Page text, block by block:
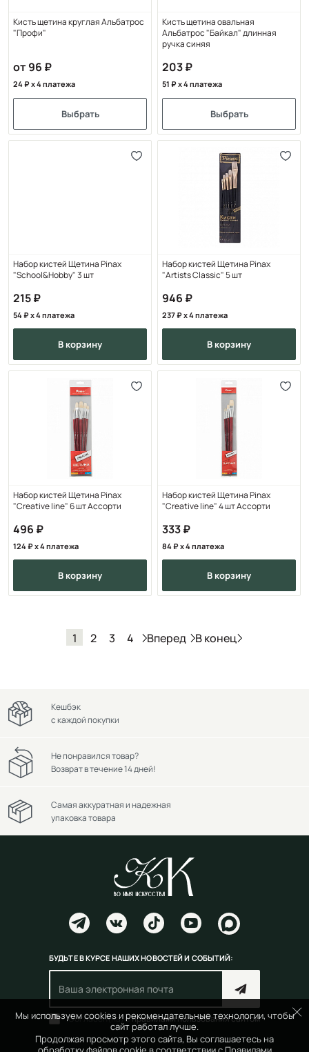
Кисть щетина круглая Альбатрос
"Профи"
от 96
24 x 4 платежа
Выбрать
Кисть щетина овальная
Альбатрос "Байкал" длинная
ручка синяя
203
51 x 4 платежа
Выбрать
Набор кистей Щетина Pinax
"School&Hobby" 3 шт
215
54 x 4 платежа
в корзину
Набор кистей Щетина Pinax
"Artists Classic" 5 шт
946
237 x 4 платежа
в корзину
Набор кистей Щетина Pinax
"Creative line" 6 шт Ассорти
496
124 x 4 платежа
в корзину
Набор кистей Щетина Pinax
"Creative line" 4 шт Ассорти
333
84 x 4 платежа
в корзину
1 2 3 4 Вперед В конец
Мы используем cookies и рекомендательные технологии, чтобы
сайт работал лучше.
Продолжая просмотр этого сайта, Вы соглашаетесь на
Кешбэк
с каждой покупки
Не понравился товар?
Возврат в течение 14 дней!
Самая аккуратная и надежная
упаковка товара
БУДЬТЕ В КУРСЕ НАШИХ НОВОСТЕЙ И СОБЫТИЙ:
Согласен(на) справилами пользования сайтом